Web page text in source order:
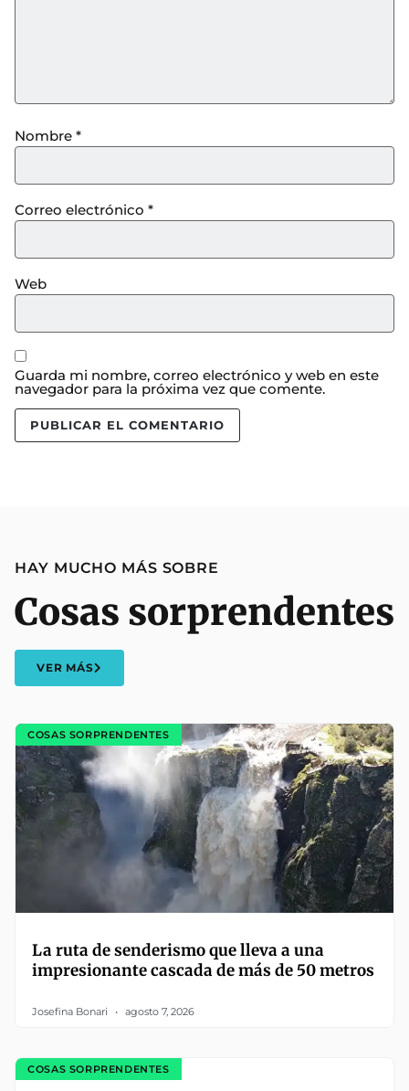
Nombre *
Correo electrónico *
Web
Guarda mi nombre, correo electrónico y web en este
navegador para la próxima vez que comente.
HAY MUCHO MÁS SOBRE
Cosas sorprendentes
VER MÁS
COSAS SORPRENDENTES
La ruta de senderismo que lleva a una
impresionante cascada de más de 50 metros
Josefina Bonari agosto 7, 2026
COSAS SORPRENDENTES